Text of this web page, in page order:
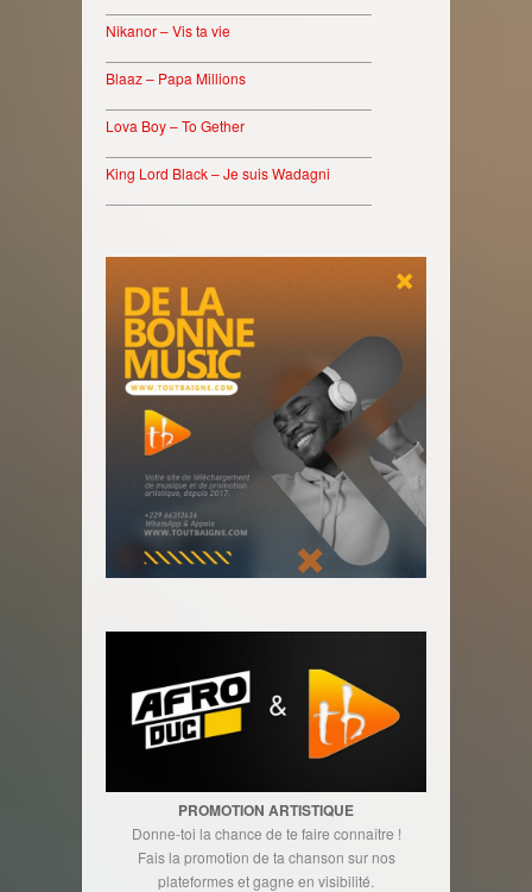
Nikanor – Vis ta vie
Blaaz – Papa Millions
Lova Boy – To Gether
King Lord Black – Je suis Wadagni
PROMOTION ARTISTIQUE
Donne-toi la chance de te faire connaître !
Fais la promotion de ta chanson sur nos
plateformes et gagne en visibilité.